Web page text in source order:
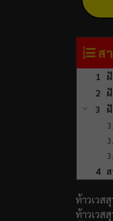
ส
ท้าวเวส
ท้าวเวส